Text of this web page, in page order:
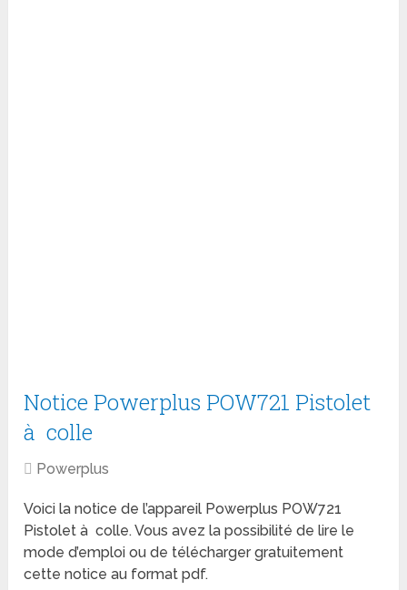
Notice Powerplus POW721 Pistolet
à colle
Powerplus
Voici la notice de l’appareil Powerplus POW721
Pistolet à colle. Vous avez la possibilité de lire le
mode d’emploi ou de télécharger gratuitement
cette notice au format pdf.